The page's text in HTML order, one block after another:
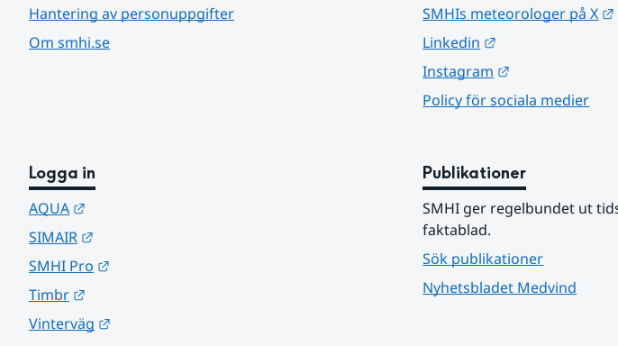
Hantering av personuppgifter
Om smhi.se
SMHIs meteorologer på X
Linkedin
Instagram
Policy för sociala medier
Logga in
AQUA
SIMAIR
SMHI Pro
Timbr
Vinterväg
Publikationer
SMHI ger regelbundet ut
faktablad.
Sök publikationer
Nyhetsbladet Medvind